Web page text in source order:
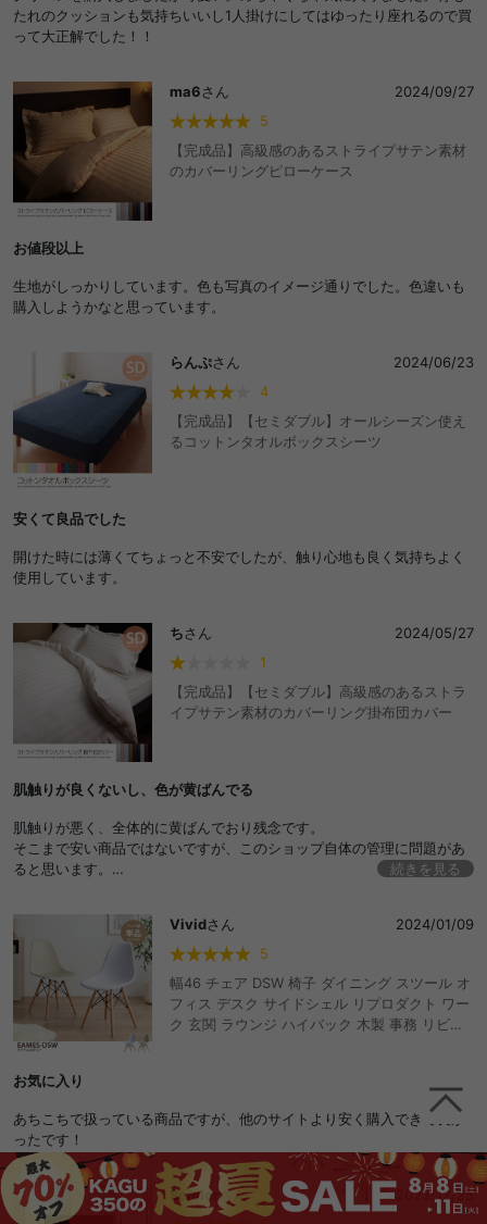
たれのクッションも気持ちいいし1人掛けにしてはゆったり座れるので買
って大正解でした！！
ma6さん
2024/09/27
5
【完成品】高級感のあるストライプサテン素材
のカバーリングピローケース
お値段以上
生地がしっかりしています。色も写真のイメージ通りでした。色違いも
購入しようかなと思っています。
らんぷさん
2024/06/23
4
【完成品】【セミダブル】オールシーズン使え
るコットンタオルボックスシーツ
安くて良品でした
開けた時には薄くてちょっと不安でしたが、触り心地も良く気持ちよく
使用しています。
ちさん
2024/05/27
1
【完成品】【セミダブル】高級感のあるストラ
イプサテン素材のカバーリング掛布団カバー
肌触りが良くないし、色が黄ばんでる
肌触りが悪く、全体的に黄ばんでおり残念です。
そこまで安い商品ではないですが、このショップ自体の管理に問題があ
ると思います。
こちらのシーツについては、同じような不快な思いをしたくないため、
レビューすることしかできず残念です。
続きを見る
Vividさん
2024/01/09
5
幅46 チェア DSW 椅子 ダイニング スツール オ
フィス デスク サイドシェル リプロダクト ワー
ク 玄関 ラウンジ ハイバック 木製 事務 リビン
アンティーク エッフェルベース ウッド脚 書斎
一人暮らし イス メッシュ ベッド 食卓 コンパク
ト 在宅 チャールズ おしゃれ おすすめ 安い
お気に入り
あちこちで扱っている商品ですが、他のサイトより安く購入できて良か
ったです！
Semler さん
2023/12/25